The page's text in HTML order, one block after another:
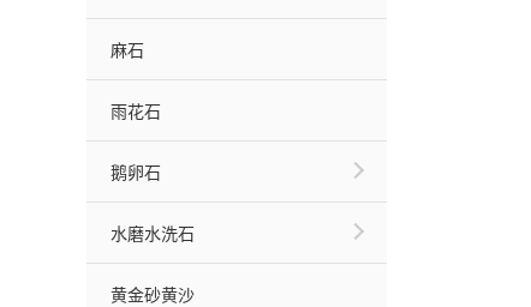
麻石
雨花石
鹅卵石
水磨水洗石
黄金砂黄沙